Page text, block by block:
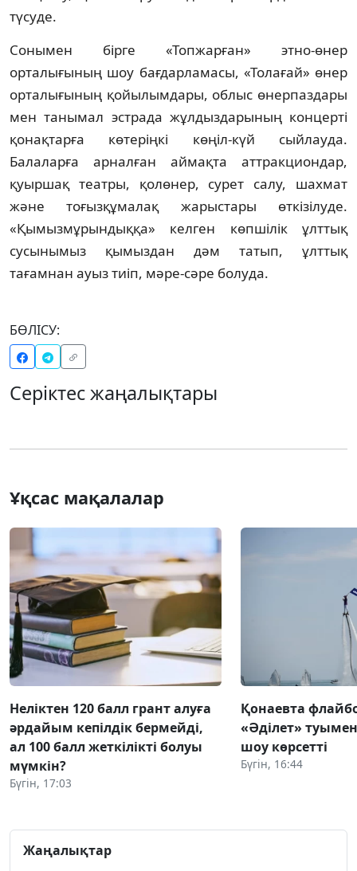
түсуде.
Сонымен бірге «Топжарған» этно-өнер
орталығының шоу бағдарламасы, «Толағай» өнер
орталығының қойылымдары, облыс өнерпаздары
мен танымал эстрада жұлдыздарының концерті
қонақтарға көтеріңкі көңіл-күй сыйлауда.
Балаларға арналған аймақта аттракциондар,
қуыршақ театры, қолөнер, сурет салу, шахмат
және тоғызқұмалақ жарыстары өткізілуде.
«Қымызмұрындыққа» келген көпшілік ұлттық
сусынымыз қымыздан дәм татып, ұлттық
тағамнан ауыз тиіп, мәре-сәре болуда.
БӨЛІСУ:
Серіктес жаңалықтары
Ұқсас мақалалар
Неліктен 120 балл грант алуға
әрдайым кепілдік бермейді,
ал 100 балл жеткілікті болуы
мүмкін?
Бүгін, 17:03
Қонаевта
«Әділет» туымен
шоу көрсетті
Бүгін, 16:44
Жаңалықтар